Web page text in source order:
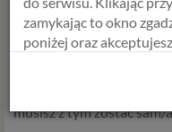
Nie każdy ma takie samo
Ale jeśli czujesz, że coś
musisz z tym zostać sam/
zamykając to okno
poniżej oraz
Psychorada.pl i